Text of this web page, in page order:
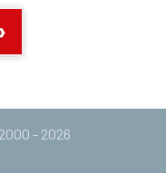
- 2026